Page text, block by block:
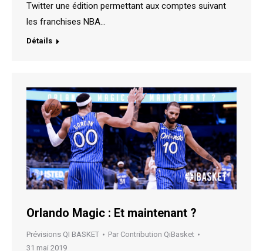
Twitter une édition permettant aux comptes suivant
les franchises NBA…
Détails
Orlando Magic : Et maintenant ?
Prévisions QI BASKET Par Contribution QiBasket
31 mai 2019